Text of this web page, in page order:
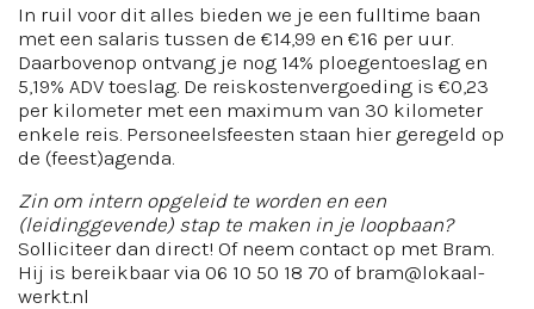
In ruil voor dit alles bieden we je een fulltime baan
met een salaris tussen de €14,99 en €16 per uur.
Daarbovenop ontvang je nog 14% ploegentoeslag en
5,19% ADV toeslag. De reiskostenvergoeding is €0,23
per kilometer met een maximum van 30 kilometer
enkele reis. Personeelsfeesten staan hier geregeld op
de (feest)agenda.
Zin om intern opgeleid te worden en een
(leidinggevende) stap te maken in je loopbaan?
Solliciteer dan direct! Of neem contact op met Bram.
Hij is bereikbaar via 06 10 50 18 70 of bram@lokaal-
werkt.nl